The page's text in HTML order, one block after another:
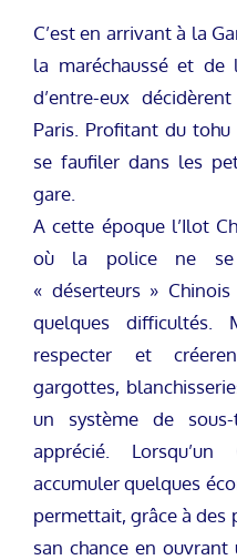
C’est en arrivant à la
la maréchaussé et de
d’entre-eux
Paris. Profitant du
se faufiler dans les
gare.
A cette époque l’Ilot
où la police ne se
« déserteurs »
quelques
respecter et
gargottes,
un système de
apprécié.
accumuler quelques
permettait, grâce à des
san chance en